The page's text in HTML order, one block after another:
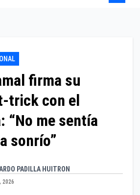
firma su
trick con el
“No me sentía
sonrío”
PADILLA HUITRON
2026